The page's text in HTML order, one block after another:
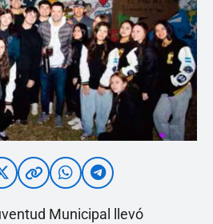
Municipal llevó